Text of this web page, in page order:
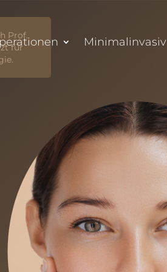
Minimalinvasiv
Prof.
für